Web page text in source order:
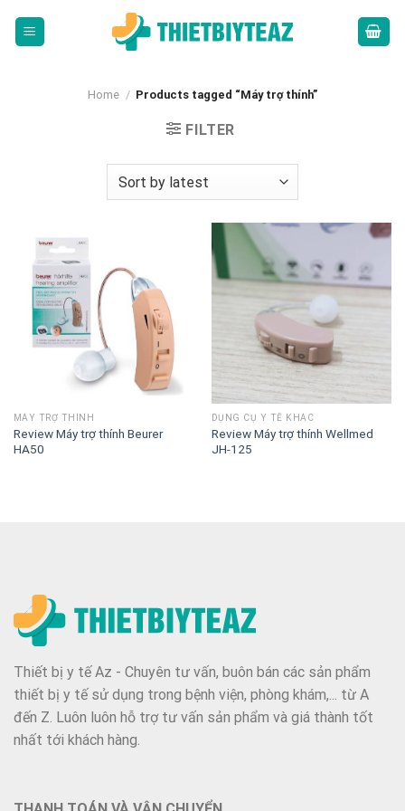
Home / Products tagged “Máy trợ thính”
FILTER
MÁY TRỢ THÍNH
Review Máy trợ thính Beurer
HA50
DỤNG CỤ Y TẾ KHÁC
Review Máy trợ thính Wellmed
JH-125
Thiết bị y tế Az - Chuyên tư vấn, buôn bán các sản phẩm
thiết bị y tế sử dụng trong bệnh viện, phòng khám,... từ A
đến Z. Luôn luôn hỗ trợ tư vấn sản phẩm và giá thành tốt
nhất tới khách hàng.